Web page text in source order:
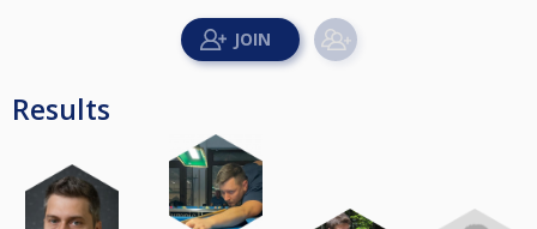
Results